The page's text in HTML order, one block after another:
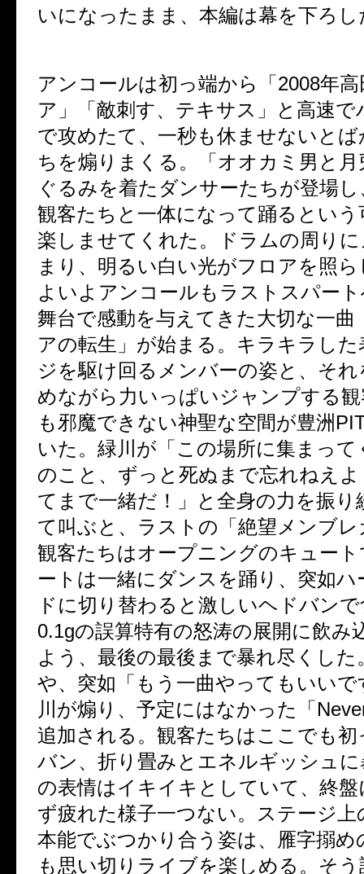
いになったまま、本編は幕を下ろし
アンコールは初っ端から「 2008年
ア」「敵刺す、テキサス」と高速で
で攻めたて、一秒も休ませないと
ちを煽りまくる。「オオカミ男と
ぐるみを着たダンサーたちが登場
観客たちと一体になって踊るという
楽しませてくれた。ドラムの周り
まり、明るい白い光がフロアを照
よいよアンコールもラストスパー
舞台で感動を与えてきた大切な一曲
アの転生」が始まる。キラキラし
ジを駆け回るメンバーの姿と、そ
めながら力いっぱいジャンプする
も邪魔できない神聖な空間が豊洲
いた。緑川が「この場所に集まっ
のこと、ずっと死ぬまで忘れねえ
てまで一緒だ！」と全身の力を振り
て叫ぶと、ラストの「絶望メンブ
観客たちはオープニングのキュー
ートは一緒にダンスを踊り、突如
ドに切り替わると激しいヘドバン
0.1gの誤算特有の怒涛の展開に飲み
よう、最後の最後まで暴れ尽くした
や、突如「もう一曲やってもいいで
川が煽り、予定にはなかった「
追加される。観客たちはここでも
バン、折り畳みとエネルギッシュ
の表情はイキイキとしていて、終
ず疲れた様子一つない。ステージ
本能でぶつかり合う姿は、雁字搦め
も思い切りライブを楽しめる。そ